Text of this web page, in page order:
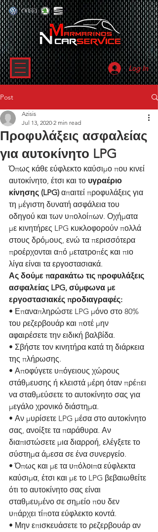
Log In
Post
Προφυλάξεις ασφαλείας
για αυτοκίνητο LPG
Azisis
Jul 13, 2020 2 min read
Όπως κάθε εύφλεκτο καύσιμο που κινεί
αυτοκίνητο, έτσι και το υγραέριο
κίνησης (LPG) απαιτεί προφυλάξεις για
τη μέγιστη δυνατή ασφάλεια του
οδηγού και των υπολοίπων. Οχήματα
με κινητήρες LPG κυκλοφορούν πολλά
στους δρόμους, ενώ τα περισσότερα
προέρχονται από μετατροπές και πιο
λίγα είναι τα εργοστασιακά.
Ας δούμε παρακάτω τις προφυλάξεις
ασφαλείας LPG, σύμφωνα με
εργοστασιακές προδιαγραφές:
• Επαναπληρώστε LPG μόνο στο 80%
του ρεζερβουάρ και ποτέ μην
αφαιρέσετε την ειδική βαλβίδα.
• Σβήστε τον κινητήρα κατά τη διάρκεια
της πλήρωσης.
• Αποφύγετε υπόγειους χώρους
στάθμευσης ή κλειστά μέρη όταν πρέπει
να σταθμεύσετε το αυτοκίνητο σας για
μεγάλο χρονικό διάστημα.
• Αν μυρίσετε LPG μέσα στο αυτοκίνητο
σας, ανοίξτε τα παράθυρα. Αν
διαπιστώσετε μια διαρροή, ελέγξετε το
σύστημα άμεσα σε ένα συνεργείο.
• Όπως και με τα υπόλοιπα εύφλεκτα
καύσιμα, έτσι και με το LPG βεβαιωθείτε
ότι το αυτοκίνητο σας είναι
σταθμευμένο σε σημείο που δεν
υπάρχει τίποτα εύφλεκτο κοντά.
• Μην επισκευάσετε το ρεζερβουάρ αν